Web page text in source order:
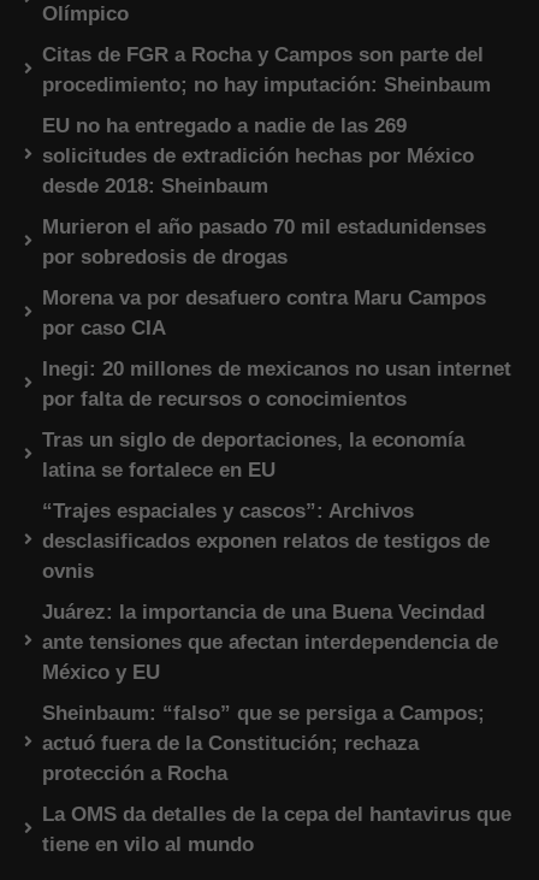
Olímpico
Citas de FGR a Rocha y Campos son parte del
procedimiento; no hay imputación: Sheinbaum
EU no ha entregado a nadie de las 269
solicitudes de extradición hechas por México
desde 2018: Sheinbaum
Murieron el año pasado 70 mil estadunidenses
por sobredosis de drogas
Morena va por desafuero contra Maru Campos
por caso CIA
Inegi: 20 millones de mexicanos no usan internet
por falta de recursos o conocimientos
Tras un siglo de deportaciones, la economía
latina se fortalece en EU
“Trajes espaciales y cascos”: Archivos
desclasificados exponen relatos de testigos de
ovnis
Juárez: la importancia de una Buena Vecindad
ante tensiones que afectan interdependencia de
México y EU
Sheinbaum: “falso” que se persiga a Campos;
actuó fuera de la Constitución; rechaza
protección a Rocha
La OMS da detalles de la cepa del hantavirus que
tiene en vilo al mundo